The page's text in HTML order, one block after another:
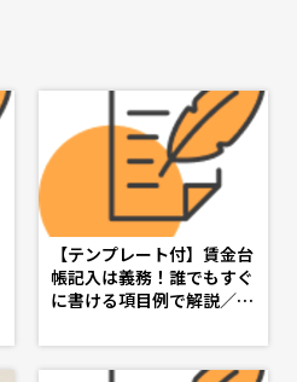
【テンプレート付】賃金台
帳記入は義務！誰でもすぐ
に書ける項目例で解説／社
（dsj）- 理想の人事へ、シ
ョートカット